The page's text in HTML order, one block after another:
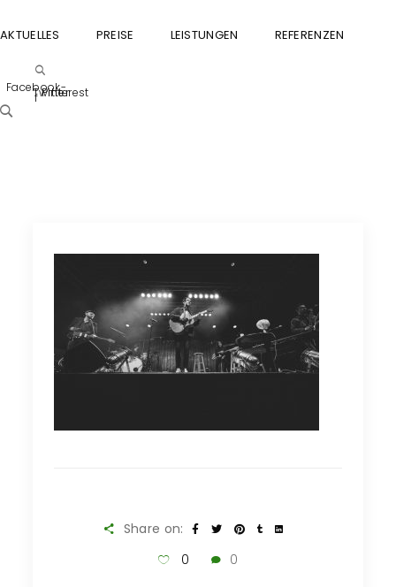
AKTUELLES PREISE LEISTUNGEN REFERENZEN
Facebook-
f
Twitter
Pinterest
Share on:
0
0